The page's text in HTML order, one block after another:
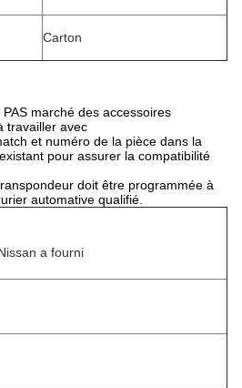
Carton
marché des accessoires
travailler avec
et numéro de la pièce dans la
pour assurer la compatibilité
doit être programmée à
automative qualifié.
a fourni